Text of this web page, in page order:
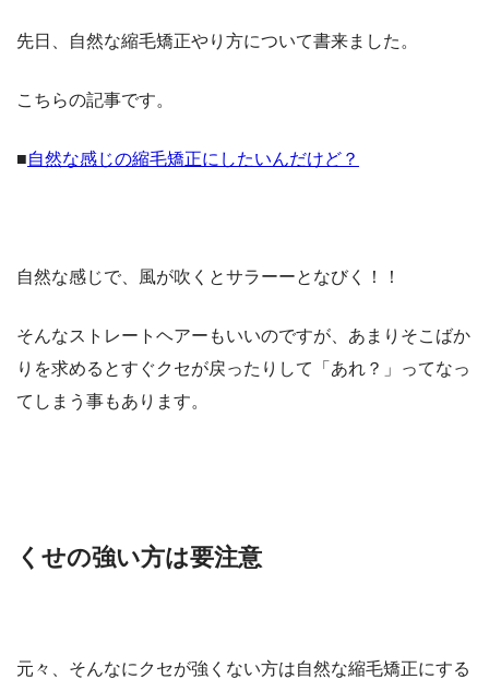
先日、自然な縮毛矯正やり方について書来ました。
こちらの記事です。
■自然な感じの縮毛矯正にしたいんだけど？
自然な感じで、風が吹くとサラーーとなびく！！
そんなストレートヘアーもいいのですが、あまりそこばか
りを求めるとすぐクセが戻ったりして「あれ？」ってなっ
てしまう事もあります。
くせの強い方は要注意
元々、そんなにクセが強くない方は自然な縮毛矯正にする